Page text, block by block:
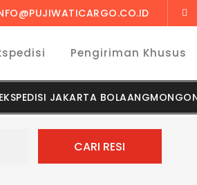
Pengiriman Khusus
EKSPEDISI JAKARTA